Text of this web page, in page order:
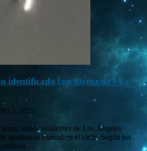
identificado con forma de «V»
5, 2025
varios residentes de Los Ángeles
apariencia inusual en el cielo. Según los